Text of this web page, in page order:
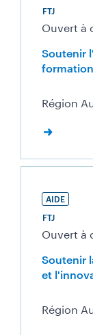
FTJ
Ouvert à
Soutenir
formation
Région
AIDE
FTJ
Ouvert à
Soutenir
et
Région